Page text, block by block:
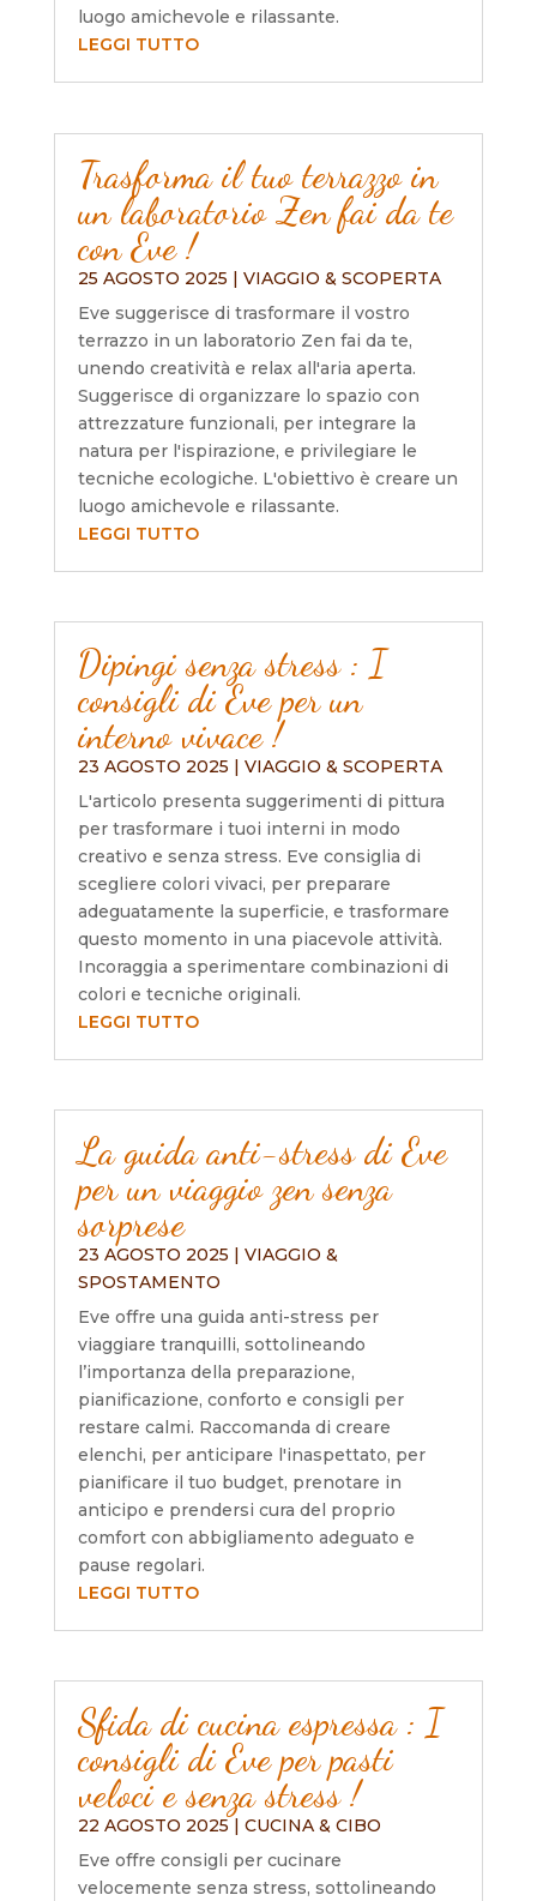
luogo amichevole e rilassante.
LEGGI TUTTO
Trasforma il tuo terrazzo in
un laboratorio Zen fai da te
con Eve !
25 AGOSTO 2025 | VIAGGIO & SCOPERTA
Eve suggerisce di trasformare il vostro
terrazzo in un laboratorio Zen fai da te,
unendo creatività e relax all'aria aperta.
Suggerisce di organizzare lo spazio con
attrezzature funzionali, per integrare la
natura per l'ispirazione, e privilegiare le
tecniche ecologiche. L'obiettivo è creare un
luogo amichevole e rilassante.
LEGGI TUTTO
Dipingi senza stress : I
consigli di Eve per un
interno vivace !
23 AGOSTO 2025 | VIAGGIO & SCOPERTA
L'articolo presenta suggerimenti di pittura
per trasformare i tuoi interni in modo
creativo e senza stress. Eve consiglia di
scegliere colori vivaci, per preparare
adeguatamente la superficie, e trasformare
questo momento in una piacevole attività.
Incoraggia a sperimentare combinazioni di
colori e tecniche originali.
LEGGI TUTTO
La guida anti-stress di Eve
per un viaggio zen senza
sorprese
23 AGOSTO 2025 | VIAGGIO &
SPOSTAMENTO
Eve offre una guida anti-stress per
viaggiare tranquilli, sottolineando
l’importanza della preparazione,
pianificazione, conforto e consigli per
restare calmi. Raccomanda di creare
elenchi, per anticipare l'inaspettato, per
pianificare il tuo budget, prenotare in
anticipo e prendersi cura del proprio
comfort con abbigliamento adeguato e
pause regolari.
LEGGI TUTTO
Sfida di cucina espressa : I
consigli di Eve per pasti
veloci e senza stress !
22 AGOSTO 2025 | CUCINA & CIBO
Eve offre consigli per cucinare
velocemente senza stress, sottolineando